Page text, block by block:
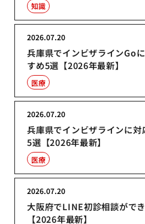
知識
兵庫県でインビザラインGo
すめ5選【2026年最新】
2026.07.20
医療
兵庫県でインビザラインに
5選【2026年最新】
2026.07.20
医療
大阪府でLINE初診相談がで
【2026年最新】
2026.07.20